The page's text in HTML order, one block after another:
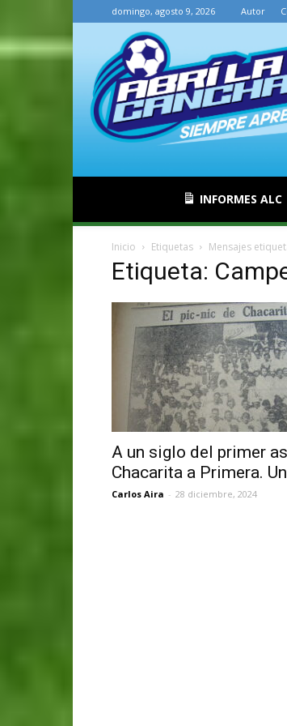
domingo, agosto 9, 2026 Autor
INFORMES ALC
Inicio Etiquetas Mensajes
Etiqueta:
A un siglo del primer
Chacarita a Primera.
Carlos Aira - 28 diciembre, 2024